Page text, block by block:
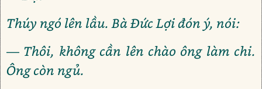
Thúy ngó lên lầu. Bà Đức Lợi đón ý, nói:
— Thôi, không cần lên chào ông làm chi.
Ông còn ngủ.